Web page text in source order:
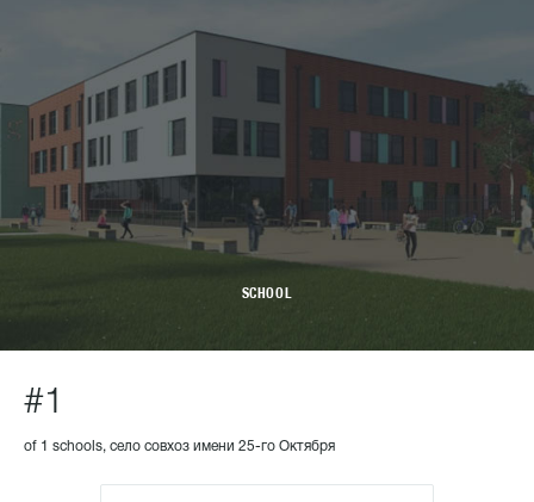
SCHOOL
#1
of 1 schools, село совхоз имени 25-го Октября